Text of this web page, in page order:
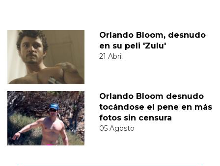
Orlando Bloom, desnudo
en su peli 'Zulu'
21 Abril
Orlando Bloom desnudo
tocándose el pene en más
fotos sin censura
05 Agosto